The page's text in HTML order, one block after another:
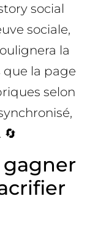
social
sociale,
la
que la page
selon
gagner